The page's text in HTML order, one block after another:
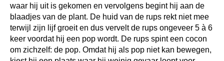
waar hij uit is gekomen en vervolgens begint hij aan de
blaadjes van de plant. De huid van de rups rekt niet mee
terwijl zijn lijf groeit en dus vervelt de rups ongeveer 5 à 6
keer voordat hij een pop wordt. De rups spint een cocon
om zichzelf: de pop. Omdat hij als pop niet kan bewegen,